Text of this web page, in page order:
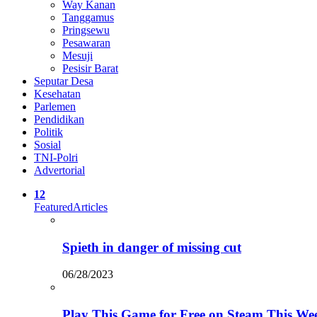
Way Kanan
Tanggamus
Pringsewu
Pesawaran
Mesuji
Pesisir Barat
Seputar Desa
Kesehatan
Parlemen
Pendidikan
Politik
Sosial
TNI-Polri
Advertorial
12
FeaturedArticles
Spieth in danger of missing cut
06/28/2023